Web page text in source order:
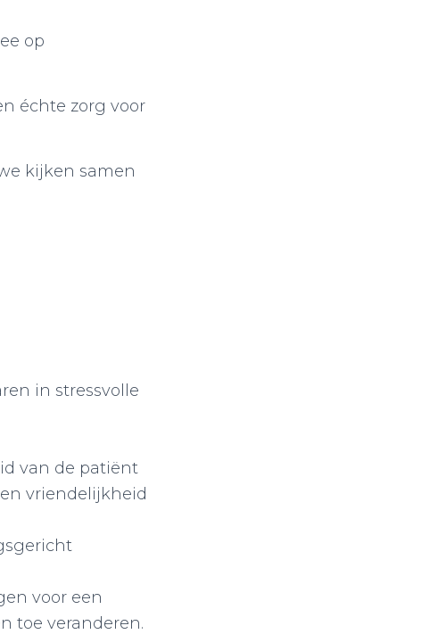
op
échte zorg voor
kijken samen
in stressvolle
van de patiënt
vriendelijkheid
voor een
toe veranderen.